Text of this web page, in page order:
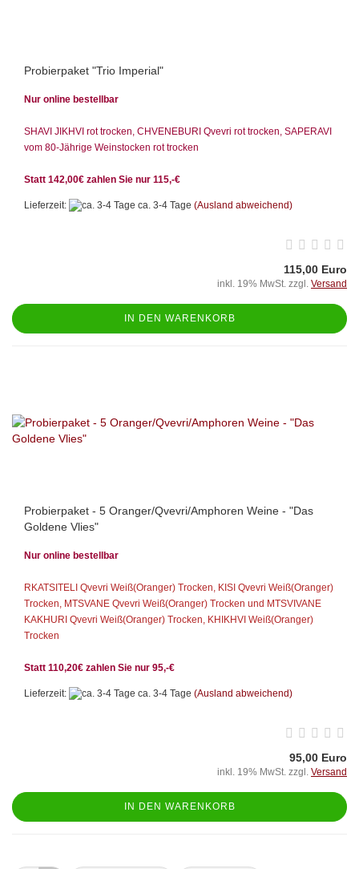
Probierpaket "Trio Imperial"
Nur online bestellbar
SHAVI JIKHVI rot trocken, CHVENEBURI Qvevri rot trocken, SAPERAVI
vom 80-Jährige Weinstocken rot trocken
Statt 142,00€ zahlen Sie nur 115,-€
Lieferzeit: ca. 3-4 Tage (Ausland abweichend)
115,00 Euro
inkl. 19% MwSt. zzgl. Versand
IN DEN WARENKORB
Probierpaket - 5 Oranger/Qvevri/Amphoren Weine - "Das
Goldene Vlies"
Nur online bestellbar
RKATSITELI Qvevri Weiß(Oranger) Trocken, KISI Qvevri Weiß(Oranger)
Trocken, MTSVANE Qvevri Weiß(Oranger) Trocken und MTSVIVANE
KAKHURI Qvevri Weiß(Oranger) Trocken, KHIKHVI Weiß(Oranger)
Trocken
Statt 110,20€ zahlen Sie nur 95,-€
Lieferzeit: ca. 3-4 Tage (Ausland abweichend)
95,00 Euro
inkl. 19% MwSt. zzgl. Versand
IN DEN WARENKORB